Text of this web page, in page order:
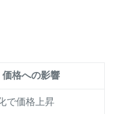
価格への影響
で価格上昇